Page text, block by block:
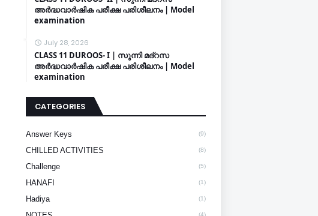
അർദ്ധവാർഷിക പരീക്ഷ പരിശീലനം | Model
examination
July 28, 2026
CLASS 11 DUROOS- I | സുന്നി മദ്റസ
അർദ്ധവാർഷിക പരീക്ഷ പരിശീലനം | Model
examination
CATEGORIES
Answer Keys (9)
CHILLED ACTIVITIES (8)
Challenge (5)
HANAFI (1)
Hadiya (1)
(4)